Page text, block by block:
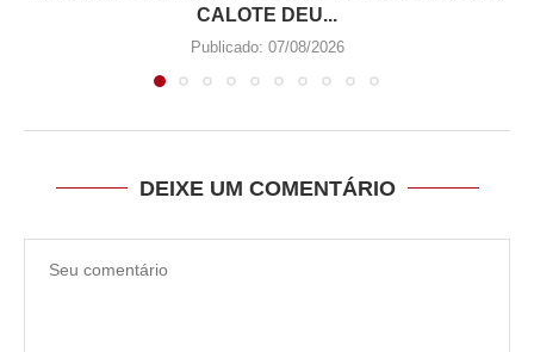
CALOTE DEU...
Publicado: 07/08/2026
DEIXE UM COMENTÁRIO